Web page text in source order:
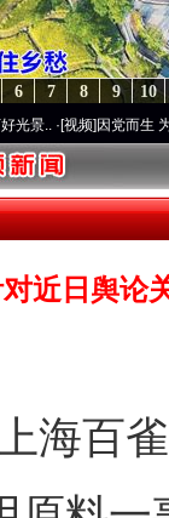
10
9
8
7
6
频]因党而生 为党而战
近日舆论
百雀